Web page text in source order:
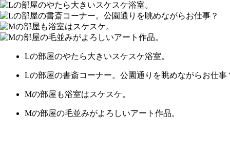
Lの部屋のやたら大きいスケスケ浴室。
Lの部屋の書斎コーナー。公園通りを眺めながらお仕事
Mの部屋も浴室はスケスケ。
Mの部屋の毛並みがよろしいアート作品。